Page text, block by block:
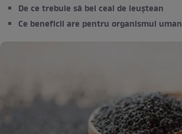
De ce trebuie să bei ceai de leuștean
Ce beneficii are pentru organismul uman